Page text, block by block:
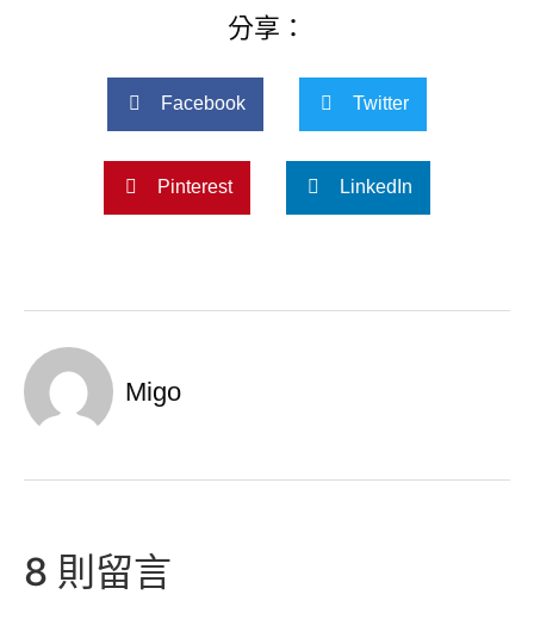
分享：
Facebook Twitter
Pinterest LinkedIn
Migo
8 則留言